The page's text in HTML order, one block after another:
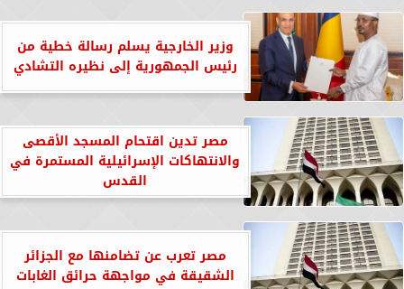
وزير الخارجية يسلم رسالة خطية من
رئيس الجمهورية إلى نظيره التشادي
مصر تدين اقتحام المسجد الأقصى
والانتهاكات الإسرائيلية المستمرة في
القدس
مصر تعرب عن تضامنها مع الجزائر
الشقيقة في مواجهة حرائق الغابات